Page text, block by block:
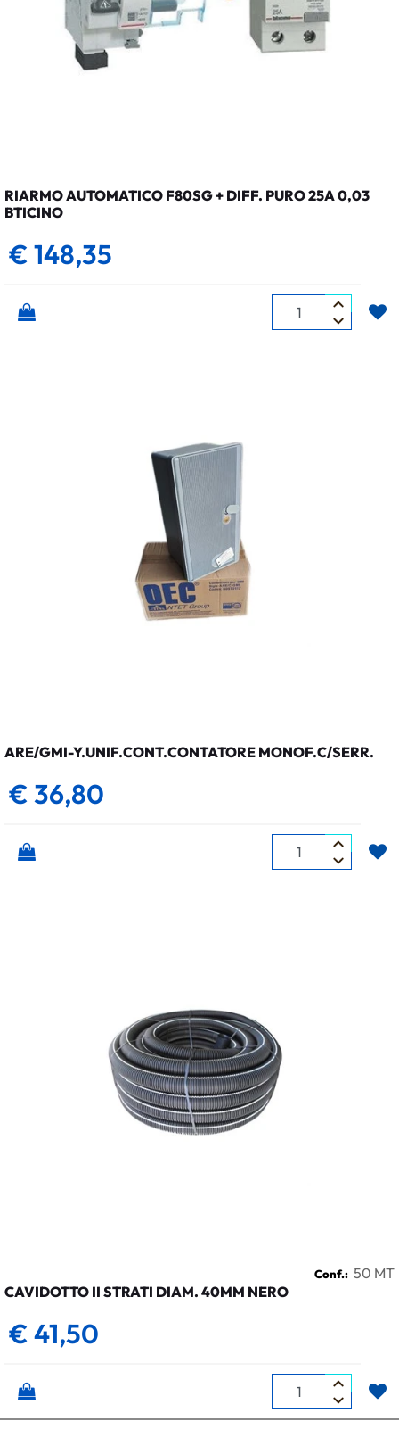
RIARMO AUTOMATICO F80SG + DIFF. PURO 25A 0,03
BTICINO
€ 148,35
Quantità
ARE/GMI-Y.UNIF.CONT.CONTATORE MONOF.C/SERR.
€ 36,80
Quantità
Conf.: 50 MT
CAVIDOTTO II STRATI DIAM. 40MM NERO
€ 41,50
Quantità